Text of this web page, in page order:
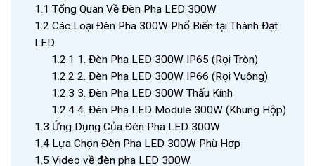
1.1 Tổng Quan Về Đèn Pha LED 300W
1.2 Các Loại Đèn Pha 300W Phổ Biến tại Thành Đạt
LED
1.2.1 1. Đèn Pha LED 300W IP65 (Rọi Tròn)
1.2.2 2. Đèn Pha LED 300W IP66 (Rọi Vuông)
1.2.3 3. Đèn Pha LED 300W Thấu Kính
1.2.44. Đèn Pha LED Module 300W (Khung Hộp)
1.3 Ứng Dụng Của Đèn Pha LED 300W
1.4 Lựa Chọn Đèn Pha LED 300W Phù Hợp
1.5 Video về đèn pha LED 300W